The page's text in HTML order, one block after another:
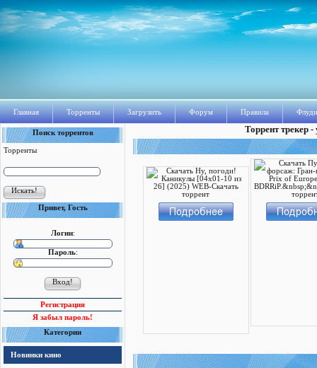
Главная Торренты Загрузить Форум Правила
Поиск торрентов
Торренты
Привет, Гость
Логин:
Пароль:
Регистрация
Я забыл пароль!
Категории
Новинки кино
Торрент трекер